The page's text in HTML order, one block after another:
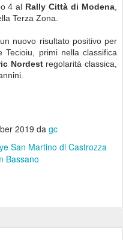
4 al Rally Città di Modena
Terza Zona.
nuovo risultato positivo per
Tecioiu, primi nella classifica
Nordestregolarità classica,
2019 da gc
San Martino di Castrozza
Bassano